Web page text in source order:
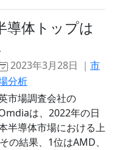
導体トップは
2023年3月28日 ｜ 市
分析
市場調査会社の
は、2022年の日
半導体市場における上
の結果、1位はAMD、